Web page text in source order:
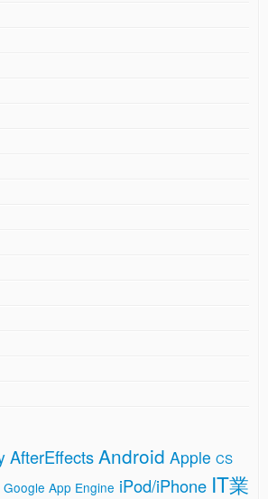
AfterEffectsAndroid Apple CS
Google App Engine iPod/iPhone IT業